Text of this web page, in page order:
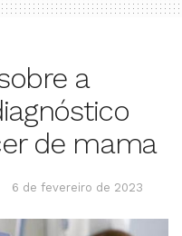
a
de mama
6 de fevereiro de 2023